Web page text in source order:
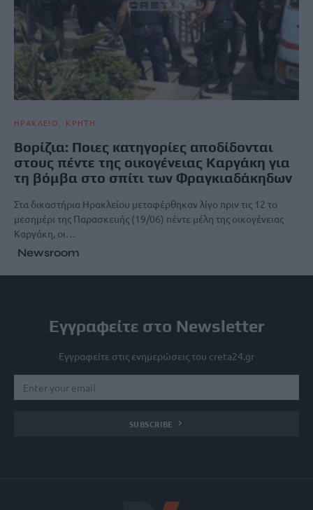
ΗΡΑΚΛΕΙΟ ΚΡΗΤΗ
Βορίζια: Ποιες κατηγορίες αποδίδονται
στους πέντε της οικογένειας Καργάκη για
τη βόμβα στο σπίτι των Φραγκιαδάκηδων
Στα δικαστήρια Ηρακλείου μεταφέρθηκαν λίγο πριν τις 12 το
μεσημέρι της Παρασκευής (19/06) πέντε μέλη της οικογένειας
Καργάκη, οι…
Newsroom
Εγγραφείτε στο Newsletter
Εγγραφείτε στις ενημερώσεις του creta24.gr
SUBSCRIBE